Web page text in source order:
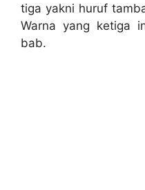
tiga yakni huruf
Warna yang ketiga
bab.